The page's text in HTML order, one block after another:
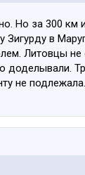
Но за 300 км
в
Литовцы не
не подлежала.